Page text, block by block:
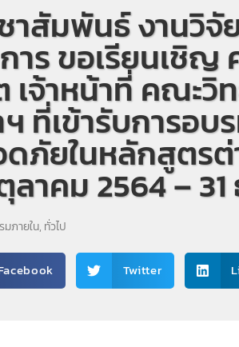
าสัมพันธ์ งานวิจั
าร ขอเรียนเชิญ
เจ้าหน้าที่ คณะวิ
ที่เข้ารับการอบ
ภัยในหลักสูตร
ลาคม 2564 –
ภายใน, ทั่วไป
Twitter